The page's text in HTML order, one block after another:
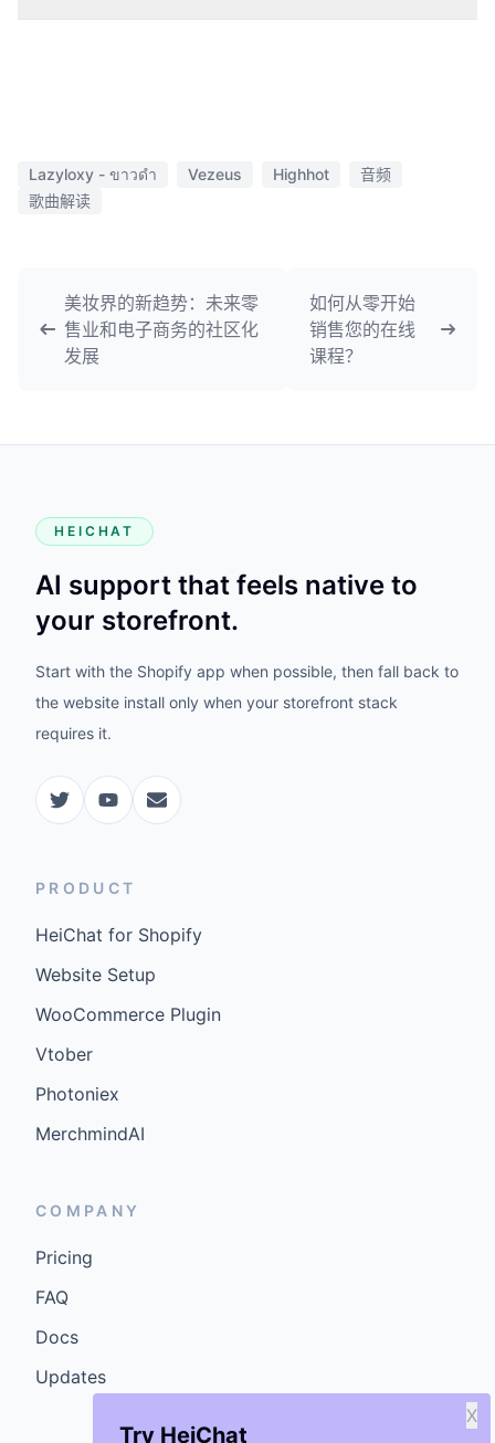
Try HeiChat
X
Lazyloxy - ขาวดำ Vezeus Highhot
音频
歌曲解读
美妆界的新趋势：未来零
售业和电子商务的社区化
发展
如何从零开始
销售您的在线
课程？
HEICHAT
AI support that feels native to
your storefront.
Start with the Shopify app when possible, then fall back to
the website install only when your storefront stack
requires it.
PRODUCT
HeiChat for Shopify
Website Setup
WooCommerce Plugin
Vtober
Photoniex
MerchmindAI
COMPANY
Pricing
FAQ
Docs
Updates